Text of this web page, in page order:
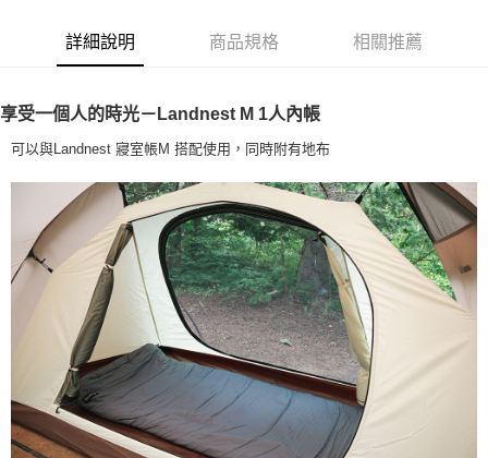
上海商業儲蓄銀行
台北富邦商業銀行
國泰世華商業銀行
匯豐（台灣）商業銀行
華泰商業銀行
聯邦商業銀行
遠東國際商業銀行
玉山商業銀行
星展（台灣）商業銀行
台新國際商業銀行
中國信託商業銀行
台灣樂天信用卡公司
合作金庫商業銀行
第一商業銀行
國泰世華商業銀行
兆豐國際商業銀行
臺灣中小企業銀行
台中商業銀行
匯豐（台灣）商業銀行
華泰商業銀行
元大商業銀行
永豐商業銀行
玉山商業銀行
星展（台灣）商業銀行
台新國際商業銀行
中國信託商業銀行
台灣樂天信用卡公司
LINE Pay
Google Pay
AFTEE先享後付
相關說明
【關於「AFTEE先享後付」】
AFTEE先享後付是「在收到商品之後才付款」的支付方式。 讓您購物簡單
便利好安心！
１．簡單：不需註冊會員、不需綁卡、不需儲值。
２．便利：只要手機號碼，簡訊認證，即可結帳。
３．安心：先確認商品／服務後，再付款。
【「AFTEE先享後付」結帳流程】
１．於結帳方式選擇「AFTEE先享後付」後，將跳轉至「AFTEE先享後付」
結帳頁面，進行簡訊認證並確認金額後，即可完成結帳。
２．訂單成立數日內，您將收到繳費通知簡訊。
３．收到繳費通知簡訊後14天內，點擊此簡訊中的連結，可透過四大超商／
ATM／網路銀行／等多元方式進行付款，方視為交易完成。
運送方式
宅配
每筆NT$100，滿NT$2,000(含以上)免運費
詳細說明 商品規格 相關推薦
享受一個人的時光－Landnest M 1人內帳
可以與Landnest 寢室帳M 搭配使用，同時附有地布